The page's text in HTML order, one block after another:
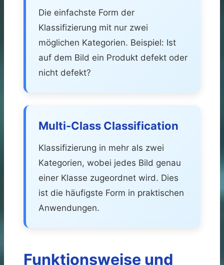
Die einfachste Form der
Klassifizierung mit nur zwei
möglichen Kategorien. Beispiel: Ist
auf dem Bild ein Produkt defekt oder
nicht defekt?
Multi-Class Classification
Klassifizierung in mehr als zwei
Kategorien, wobei jedes Bild genau
einer Klasse zugeordnet wird. Dies
ist die häufigste Form in praktischen
Anwendungen.
Funktionsweise und